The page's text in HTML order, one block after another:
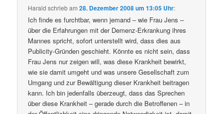
Harald schriebam28. Dezember 2008 um 13:05 Uhr:
Ich finde es furchtbar, wenn jemand – wie Frau Jens –
über die Erfahrungen mit der Demenz-Erkrankung ihres
Mannes spricht, sofort unterstellt wird, dass dies aus
Publicity-Gründen geschieht. Könnte es nicht sein, dass
Frau Jens nur zeigen will, was diese Krankheit bewirkt,
wie sie damit umgeht und was unsere Gesellschaft zum
Umgang und zur Bewältigung dieser Krankheit beitragen
kann. Ich bin jedenfalls überzeugt, dass das Sprechen
über diese Krankheit – gerade durch die Betroffenen – in